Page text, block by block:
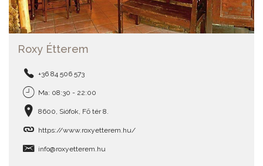
Roxy Étterem
+36 84 506 573
Ma: 08:30 - 22:00
8600, Siófok, Fő tér 8.
https://www.roxyetterem.hu/
info@roxyetterem.hu